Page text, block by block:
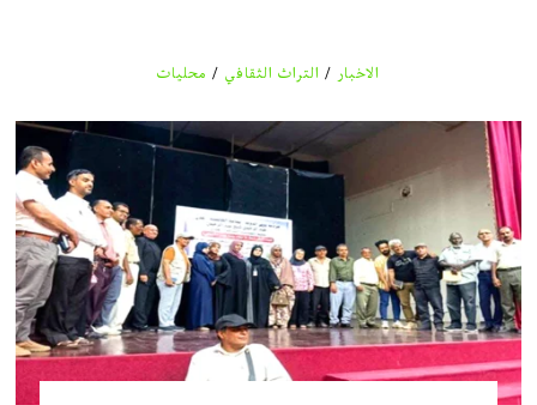
الاخبار / التراث الثقافي / محليات